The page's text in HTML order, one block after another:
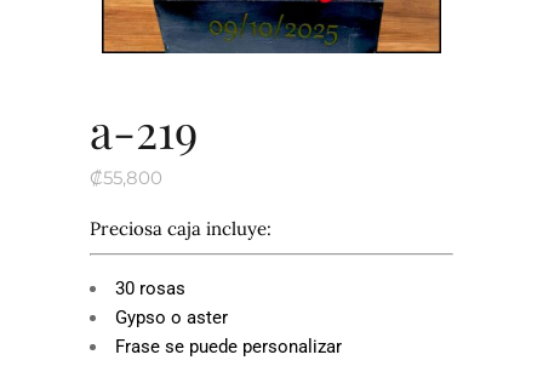
a-219
₡55,800
Preciosa caja incluye:
30 rosas
Gypso o aster
Frase se puede personalizar